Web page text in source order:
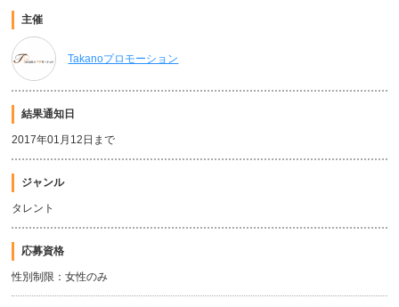
主催
Takanoプロモーション
結果通知日
2017年01月12日まで
ジャンル
タレント
応募資格
性別制限：女性のみ